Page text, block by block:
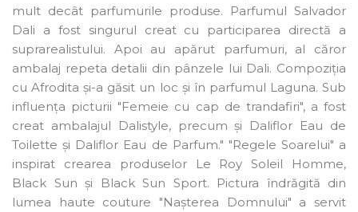
mult decât parfumurile produse. Parfumul Salvador
Dali a fost singurul creat cu participarea directă a
suprarealistului. Apoi au apărut parfumuri, al căror
ambalaj repeta detalii din pânzele lui Dali. Compoziția
cu Afrodita și-a găsit un loc și în parfumul Laguna. Sub
influența picturii "Femeie cu cap de trandafiri", a fost
creat ambalajul Dalistyle, precum și Daliflor Eau de
Toilette și Daliflor Eau de Parfum." "Regele Soarelui" a
inspirat crearea produselor Le Roy Soleil Homme,
Black Sun și Black Sun Sport. Pictura îndrăgită din
lumea haute couture "Nașterea Domnului" a servit